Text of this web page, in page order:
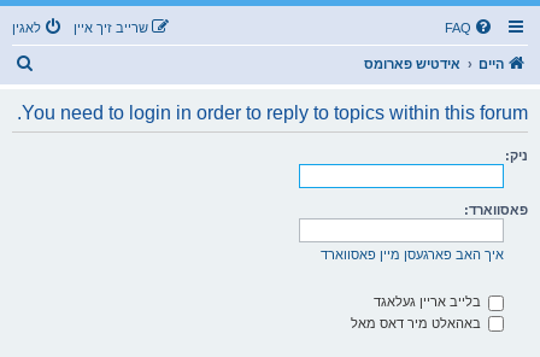
FAQ לאגין שרייב זיך איין
היים אידטיש פארומס
You need to login in order to reply to topics within this forum.
ניק:
פאסווארד:
איך האב פארגעסן מיין פאסווארד
בלייב אריין געלאגד
באהאלט מיר דאס מאל